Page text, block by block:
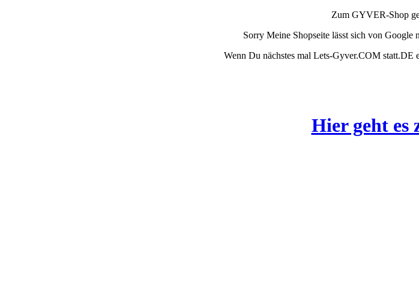
Zum GYVER-Shop
Sorry Meine Shopseite lässt sich von Google
Wenn Du nächstes mal Lets-Gyver.COM statt.DE
Hier geht es